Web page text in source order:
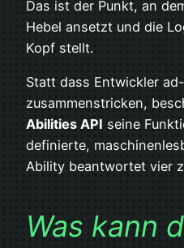
Das ist der Punkt, an
Hebel ansetzt und die
Kopf stellt.
Statt dass Entwickler
zusammenstricken,
Abilities API seine
definierte,
Ability beantwortet vier
Was kann